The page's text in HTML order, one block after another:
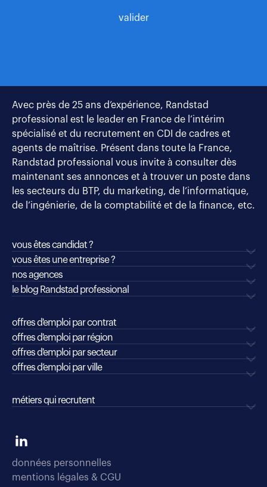
valider
Avec près de 25 ans d’expérience, Randstad
professional est le leader en France de l’intérim
spécialisé et du recrutement en CDI de cadres et
agents de maîtrise. Présent dans toute la France,
Randstad professional vous invite à consulter dès
maintenant ses annonces et à trouver un poste dans
les secteurs du BTP, du marketing, de l’informatique,
de l’ingénierie, de la comptabilité et de la finance, etc.
vous êtes candidat ?
vous êtes une entreprise ?
nos agences
le blog Randstad professional
offres d'emploi par contrat
offres d'emploi par région
offres d'emploi par secteur
offres d’emploi par ville
métiers qui recrutent
données personnelles
mentions légales & CGU